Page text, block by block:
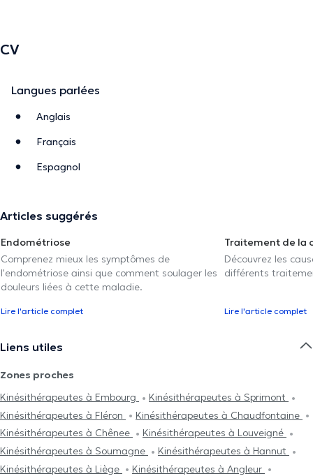
CV
Langues parlées
Anglais
Français
Espagnol
Articles suggérés
Endométriose
Comprenez mieux les symptômes de
l'endométriose ainsi que comment soulager les
douleurs liées à cette maladie.
Lire l'article complet
Traitement de la
Découvrez les
différents
Lire l'article complet
Liens utiles
Zones proches
Kinésithérapeutes à Embourg
Kinésithérapeutes à Sprimont
Kinésithérapeutes à Fléron
Kinésithérapeutes à Chaudfontaine
Kinésithérapeutes à Chênee
Kinésithérapeutes à Louveigné
Kinésithérapeutes à Soumagne
Kinésithérapeutes à Hannut
Kinésithérapeutes à Liège
Kinésithérapeutes à Angleur